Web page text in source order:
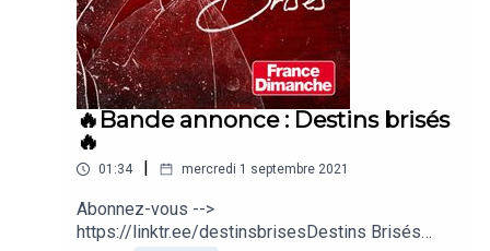
🔥Bande annonce : Destins brisés
🔥
01:34 mercredi 1 septembre 2021
Abonnez-vous -->
https://linktr.ee/destinsbrisesDestins Brisés